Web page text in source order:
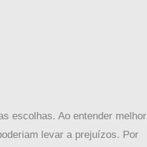
escolhas. Ao entender melhor
levar a prejuízos. Por